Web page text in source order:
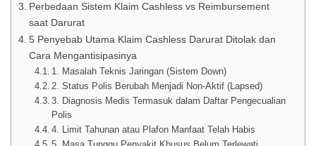
Perbedaan Sistem Klaim Cashless vs Reimbursement
saat Darurat
5 Penyebab Utama Klaim Cashless Darurat Ditolak dan
Cara Mengantisipasinya
1. Masalah Teknis Jaringan (Sistem Down)
2. Status Polis Berubah Menjadi Non-Aktif (Lapsed)
3. Diagnosis Medis Termasuk dalam Daftar Pengecualian
Polis
4. Limit Tahunan atau Plafon Manfaat Telah Habis